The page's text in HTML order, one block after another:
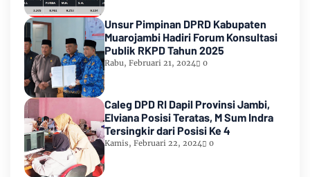
Unsur Pimpinan DPRD Kabupaten
Muarojambi Hadiri Forum Konsultasi
Publik RKPD Tahun 2025
Rabu, Februari 21, 2024 0
Caleg DPD RI Dapil Provinsi Jambi,
Elviana Posisi Teratas, M Sum Indra
Tersingkir dari Posisi Ke 4
Kamis, Februari 22, 2024 0